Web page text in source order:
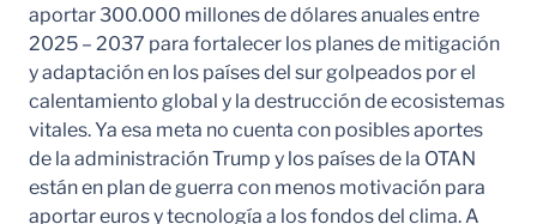
aportar 300.000 millones de dólares anuales entre
2025 – 2037 para fortalecer los planes de mitigación
y adaptación en los países del sur golpeados por el
calentamiento global y la destrucción de ecosistemas
vitales. Ya esa meta no cuenta con posibles aportes
de la administración Trump y los países de la OTAN
están en plan de guerra con menos motivación para
aportar euros y tecnología a los fondos del clima. A